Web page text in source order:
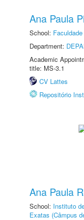
Ana Paula
School:
Department:
Academic
title: MS-3.1
CV Lattes
Repositório
Ana Paula
School: Instituto
Exatas (Câmpus